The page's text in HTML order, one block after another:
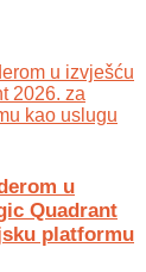
u
Quadrant
platformu